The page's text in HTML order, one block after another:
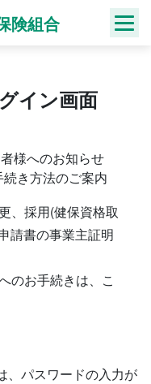
険組合
イン画面
様へのお知らせ
き方法のご案内
、採用(健保資格取
請書の事業主証明
のお手続きは、こ
、パスワードの入力が